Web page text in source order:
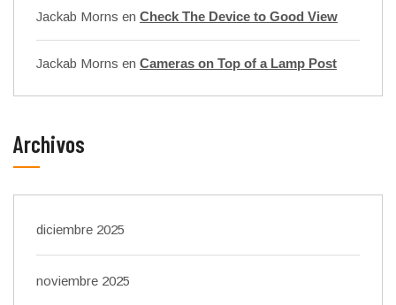
Jackab Morns en Check The Device to Good View
Jackab Morns en Cameras on Top of a Lamp Post
Archivos
diciembre 2025
noviembre 2025